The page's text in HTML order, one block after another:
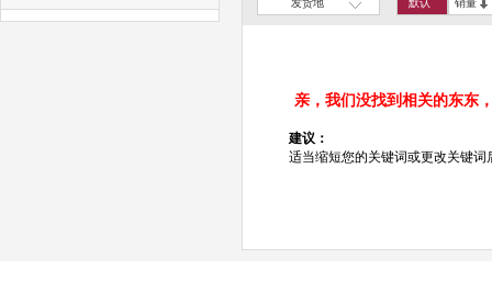
发货地 默认 销量
亲，我们没找到相关的东东
建议：
适当缩短您的关键词或更改关键词